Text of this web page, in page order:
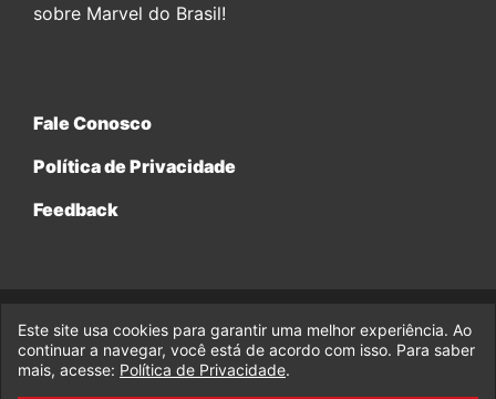
sobre Marvel do Brasil!
Fale Conosco
Política de Privacidade
Feedback
© 2017-2026 Legado da Marvel, uma empresa da Legado
Enterprises.
Este site usa cookies para garantir uma melhor experiência. Ao
continuar a navegar, você está de acordo com isso. Para saber
mais, acesse: Política de Privacidade.